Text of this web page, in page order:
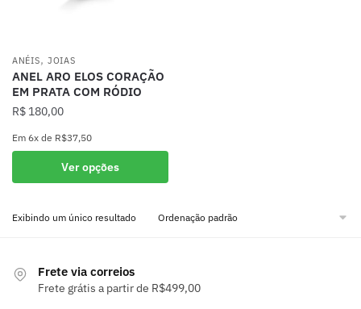
ANÉIS, JOIAS
ANEL ARO ELOS CORAÇÃO
EM PRATA COM RÓDIO
R$ 180,00
Em 6x de R$37,50
Ver opções
produto
várias
opções
Exibindo um único resultado
Frete via correios
Frete grátis a partir de R$499,00